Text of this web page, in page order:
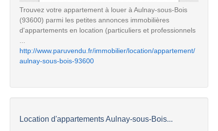
Trouvez votre appartement à louer à Aulnay-sous-Bois
(93600) parmi les petites annonces immobilières
d'appartements en location (particuliers et professionnels
http://www.paruvendu.fr/immobilier/location/appartement/
aulnay-sous-bois-93600
Location d'appartements Aulnay-sous-Bois...